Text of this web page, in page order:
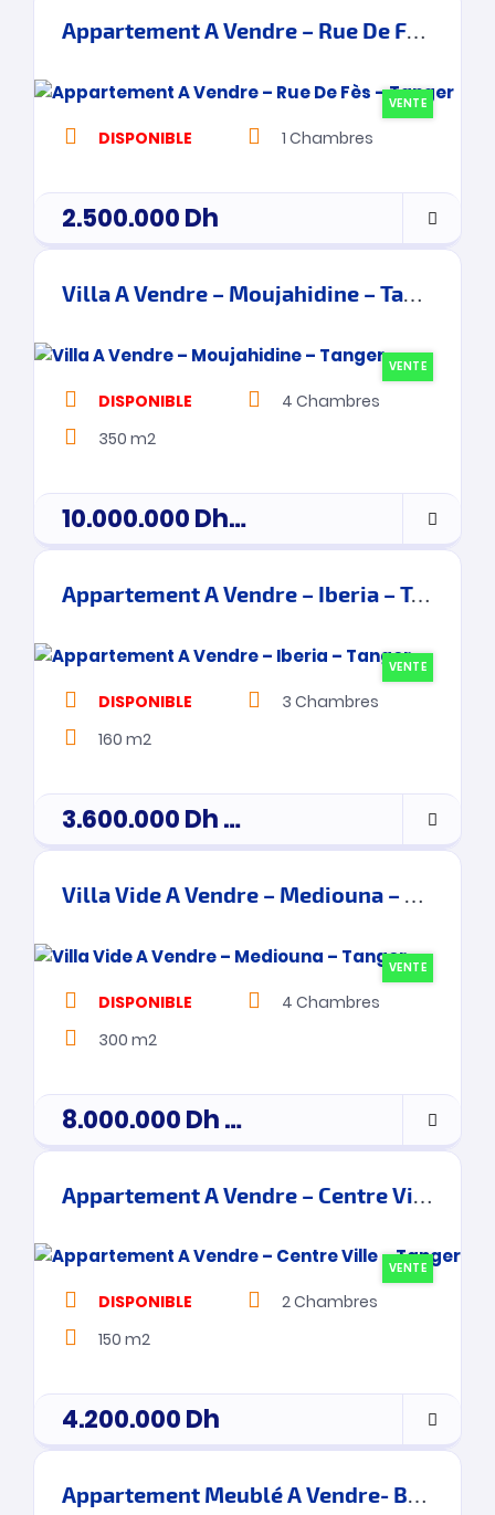
Appartement A Vendre – Rue De Fès – Tanger
VENTE
DISPONIBLE 1 Chambres
2.500.000Dh
Villa A Vendre – Moujahidine – Tanger
VENTE
DISPONIBLE 4 Chambres
350 m2
10.000.000Dh Prix de vente
Appartement A Vendre – Iberia – Tanger
VENTE
DISPONIBLE 3 Chambres
160 m2
3.600.000Dh prix de vente
Villa Vide A Vendre – Mediouna – Tanger
VENTE
DISPONIBLE 4 Chambres
300 m2
8.000.000Dh prix de vente
Appartement A Vendre – Centre Ville – Tanger
VENTE
DISPONIBLE 2Chambres
150 m2
4.200.000Dh
Appartement Meublé A Vendre- Boulevard Med 6 – Tanger